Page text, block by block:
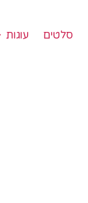
סלטים עוגות